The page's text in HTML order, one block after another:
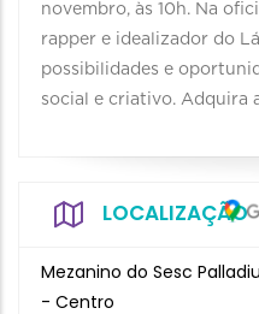
novembro, às 10h. Na
rapper e idealizador do
possibilidades e
social e criativo. Adquira
LOCALIZAÇÃO
Mezanino do Sesc
- Centro